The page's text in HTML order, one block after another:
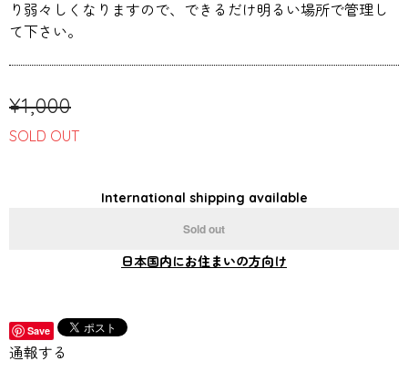
り弱々しくなりますので、できるだけ明るい場所で管理し
て下さい。
¥1,000
SOLD OUT
International shipping available
Sold out
日本国内にお住まいの方向け
Save
通報する